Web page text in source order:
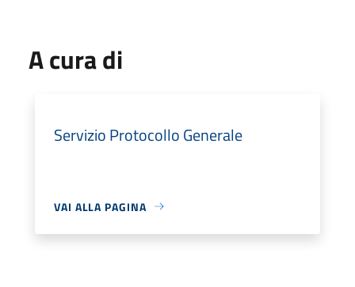
A cura di
Servizio Protocollo Generale
VAI ALLA PAGINA